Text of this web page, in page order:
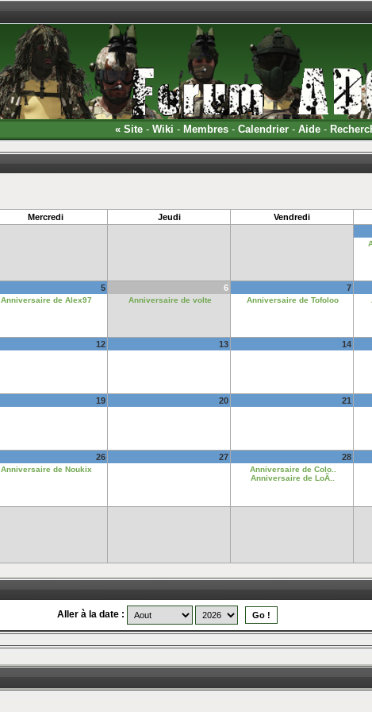
« Site - Wiki - Membres - Calendrier - Aide -
Mercredi Jeudi Vendredi
5
Anniversaire de Alex97
6
Anniversaire de volte
7
Anniversaire de Tofoloo
12 13 14
19 20 21
26
Anniversaire de Noukix
27 28
Anniversaire de Colo..
Anniversaire de LoÃ..
Aller à la date :